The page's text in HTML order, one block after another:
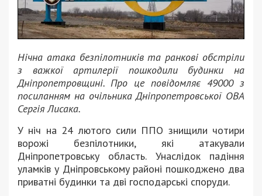
Нічна атака безпілотників та ранкові обстріли
з важкої артилерії пошкодили будинки на
Дніпропетровщині. Про це повідомляє 49000 з
посиланням на очільника Дніпропетровської ОВА
Сергія Лисака.
У ніч на 24 лютого сили ППО знищили чотири
ворожі безпілотники, які атакували
Дніпропетровську область. Унаслідок падіння
уламків у Дніпровському районі пошкоджено два
приватні будинки та дві господарські споруди.